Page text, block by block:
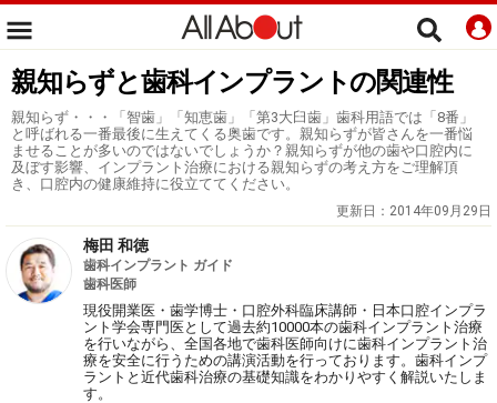
親知らずと歯科インプラントの関連性
親知らず・・・「智歯」「知恵歯」「第3大臼歯」歯科用語では「8番」
と呼ばれる一番最後に生えてくる奥歯です。親知らずが皆さんを一番悩
ませることが多いのではないでしょうか？親知らずが他の歯や口腔内に
及ぼす影響、インプラント治療における親知らずの考え方をご理解頂
き、口腔内の健康維持に役立ててください。
更新日： 2014年09月29日
梅田 和徳
歯科インプラント ガイド
歯科医師
現役開業医・歯学博士・口腔外科臨床講師・日本口腔インプラ
ント学会専門医として過去約10000本の歯科インプラント治療
を行いながら、全国各地で歯科医師向けに歯科インプラント治
療を安全に行うための講演活動を行っております。歯科インプ
ラントと近代歯科治療の基礎知識をわかりやすく解説いたしま
す。